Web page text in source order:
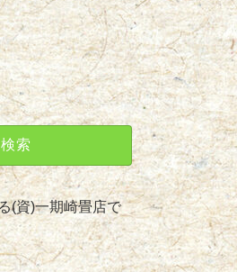
(資)一期崎畳店で